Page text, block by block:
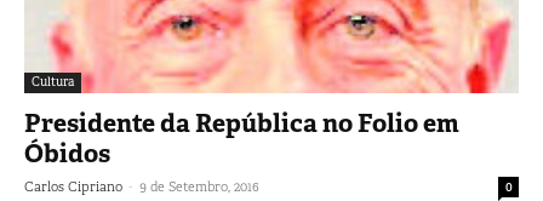
Cultura
Presidente da República no Folio em
Óbidos
Carlos Cipriano - 9 de Setembro, 2016 0